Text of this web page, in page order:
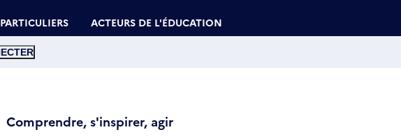
PARTICULIERS ACTEURS DE L'ÉDUCATION
Comprendre, s'inspirer, agir